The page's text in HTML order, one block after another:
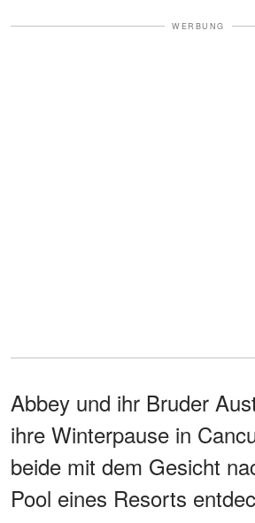
WERBUNG
Abbey und ihr Bruder
ihre Winterpause in
beide mit dem Gesicht
Pool eines Resorts